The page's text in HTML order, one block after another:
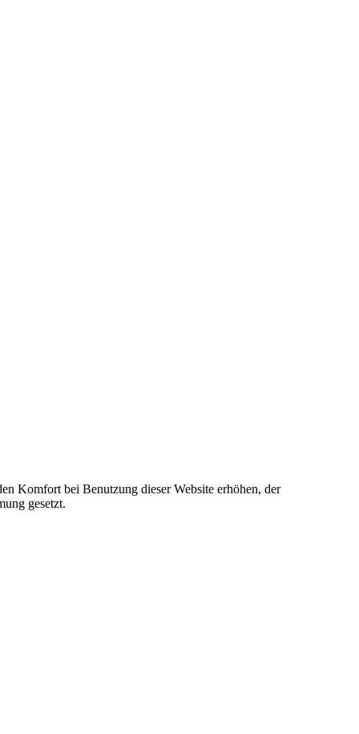
Komfort bei Benutzung dieser Website erhöhen, der
gesetzt.